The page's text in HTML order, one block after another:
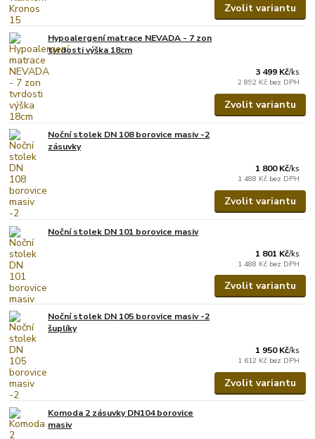
Zvolit variantu
Hypoalergení matrace NEVADA - 7 zon
tvrdosti výška 18cm
3 499 Kč/ks
2 892 Kč bez DPH
Zvolit variantu
Noční stolek DN 108 borovice masiv -2
zásuvky
1 800 Kč/ks
1 488 Kč bez DPH
Zvolit variantu
Noční stolek DN 101 borovice masiv
1 801 Kč/ks
1 488 Kč bez DPH
Zvolit variantu
Noční stolek DN 105 borovice masiv -2
šuplíky
1 950 Kč/ks
1 612 Kč bez DPH
Zvolit variantu
Komoda 2 zásuvky DN104 borovice
masiv